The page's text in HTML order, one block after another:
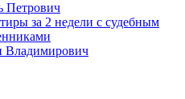
Петрович
за 2 недели с судебным
Владимирович